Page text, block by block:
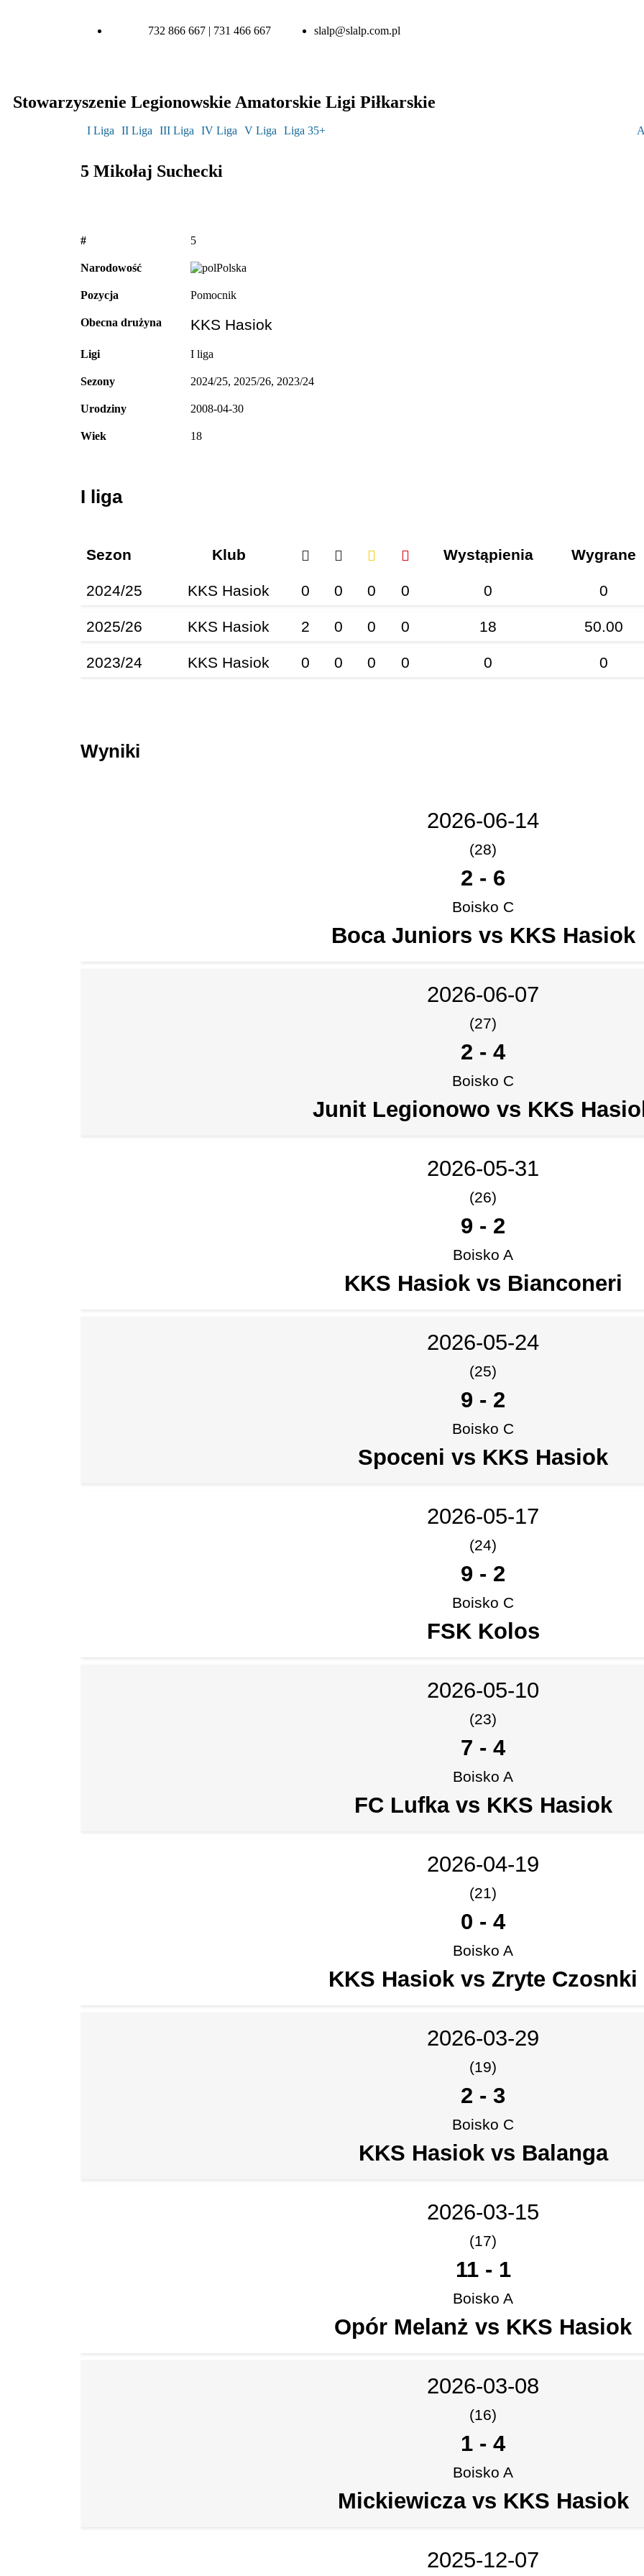
732 866 667 | 731 466 667 slalp@slalp.com.pl
Stowarzyszenie Legionowskie Amatorskie Ligi Piłkarskie
I Liga II Liga III Liga IV Liga V Liga Liga 35+
5 Mikołaj Suchecki
# 5
Narodowość Polska
Pozycja Pomocnik
Obecna drużyna KKS Hasiok
Ligi I liga
Sezony 2024/25, 2025/26, 2023/24
Urodziny 2008-04-30
Wiek 18
I liga
Sezon Klub Wystąpienia Wygrane
2024/25 KKS Hasiok 0 0 0 0 0 0
2025/26 KKS Hasiok 2 0 0 0 18 50.00
2023/24 KKS Hasiok 0 0 0 0 0 0
Wyniki
2026-06-14
(28)
2 - 6
Boisko C
Boca Juniors vs KKS Hasiok
2026-06-07
(27)
2 - 4
Boisko C
Junit Legionowo vs KKS
2026-05-31
(26)
9 - 2
Boisko A
KKS Hasiok vs Bianconeri
2026-05-24
(25)
9 - 2
Boisko C
Spoceni vs KKS Hasiok
2026-05-17
(24)
9 - 2
Boisko C
FSK Kolos
2026-05-10
(23)
7 - 4
Boisko A
FC Lufka vs KKS Hasiok
2026-04-19
(21)
0 - 4
Boisko A
KKS Hasiok vs Zryte Czosnki
2026-03-29
(19)
2 - 3
Boisko C
KKS Hasiok vs Balanga
2026-03-15
(17)
11- 1
Boisko A
Opór Melanż vs KKS Hasiok
2026-03-08
(16)
1 - 4
Boisko A
Mickiewicza vs KKS Hasiok
2025-12-07